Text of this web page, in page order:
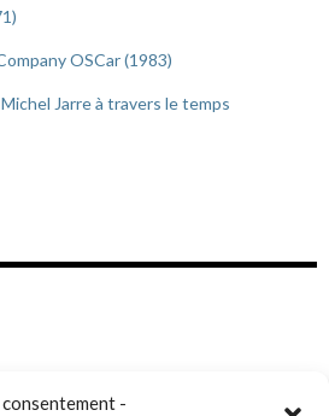
-
OSCar (1983)
Jarre à travers le temps